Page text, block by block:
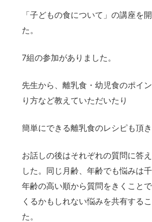
「子どもの食について」の講座を
た。
7組の参加がありました。
先生から、離乳食・幼児食のポイ
り方など教えていただいたり
簡単にできる離乳食のレシピも頂き
お話しの後はそれぞれの質問に答
した。同じ月齢、年齢でも悩みは
年齢の高い順から質問をきくこと
くるかもしれない悩みを共有する
た。